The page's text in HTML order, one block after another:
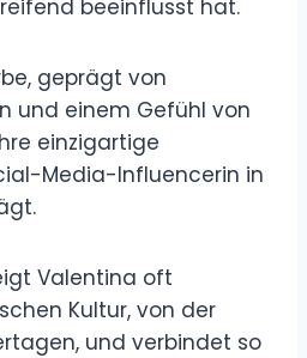
beeinflusst hat.
geprägt von
und einem Gefühl von
einzigartige
Media-Influencerin in
Valentina oft
Kultur, von der
und verbindet so